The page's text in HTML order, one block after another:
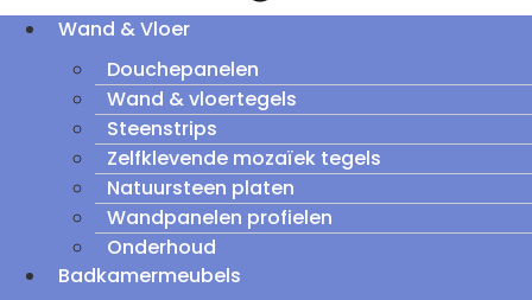
Wand & Vloer
Douchepanelen
Wand & vloertegels
Steenstrips
Zelfklevende mozaïek tegels
Natuursteen platen
Wandpanelen profielen
Onderhoud
Badkamermeubels